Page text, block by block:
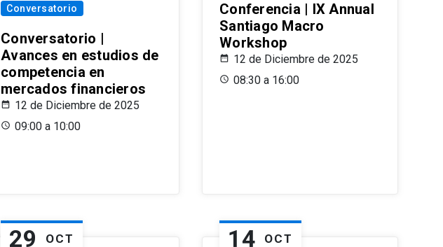
Conversatorio
Conversatorio |
Avances en estudios de
competencia en
mercados financieros
12 de Diciembre de 2025
09:00 a 10:00
Conferencia | IX Annual
Santiago Macro
Workshop
12 de Diciembre de 2025
08:30 a 16:00
29 OCT 14 OCT